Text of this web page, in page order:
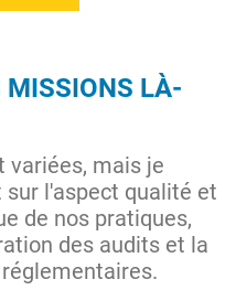
MISSIONS LÀ-
variées, mais je
l'aspect qualité et
de nos pratiques,
des audits et la